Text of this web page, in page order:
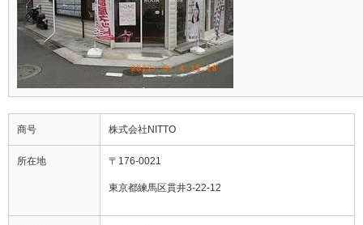
商号 株式会社NITTO
所在地 〒176-0021
東京都練馬区貫井3-22-12